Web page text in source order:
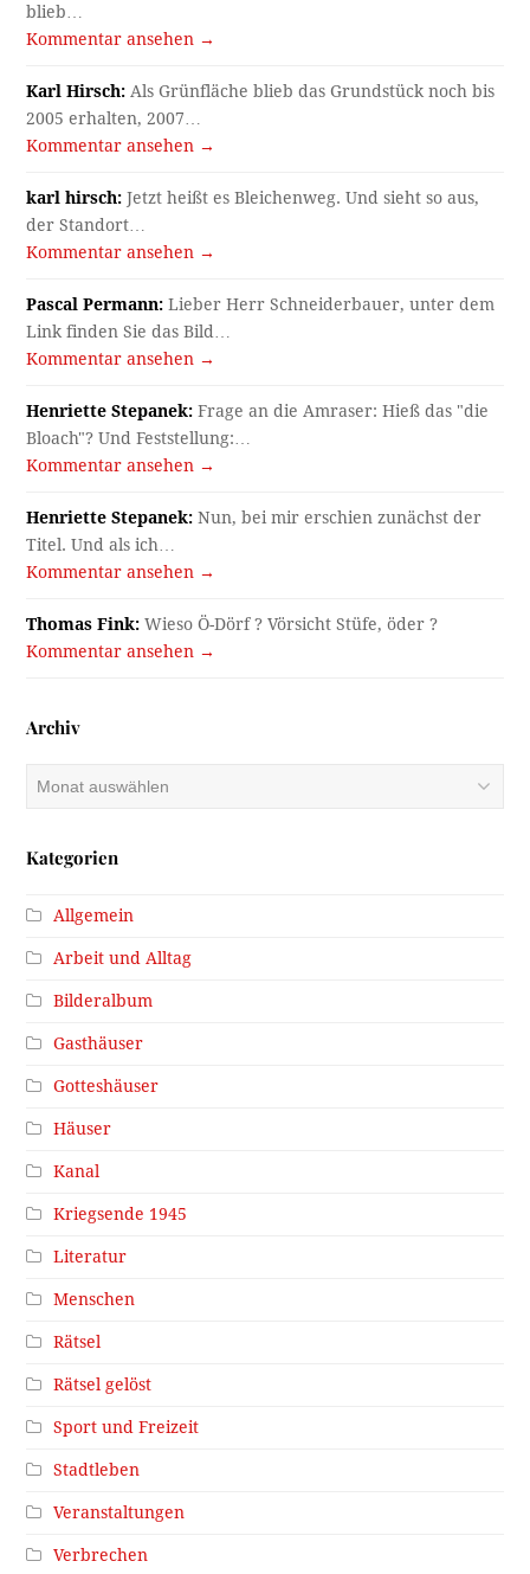
blieb…
Kommentar ansehen →
Karl Hirsch: Als Grünfläche blieb das Grundstück noch bis
2005 erhalten, 2007…
Kommentar ansehen →
karl hirsch: Jetzt heißt es Bleichenweg. Und sieht so aus,
der Standort…
Kommentar ansehen →
Pascal Permann: Lieber Herr Schneiderbauer, unter dem
Link finden Sie das Bild…
Kommentar ansehen →
Henriette Stepanek: Frage an die Amraser: Hieß das "die
Bloach"? Und Feststellung:…
Kommentar ansehen →
Henriette Stepanek: Nun, bei mir erschien zunächst der
Titel. Und als ich…
Kommentar ansehen →
Thomas Fink: Wieso Ö-Dörf ? Vörsicht Stüfe, öder ?
Kommentar ansehen →
Archiv
Kategorien
Allgemein
Arbeit und Alltag
Bilderalbum
Gasthäuser
Gotteshäuser
Häuser
Kanal
Kriegsende 1945
Literatur
Menschen
Rätsel
Rätsel gelöst
Sport und Freizeit
Stadtleben
Veranstaltungen
Verbrechen